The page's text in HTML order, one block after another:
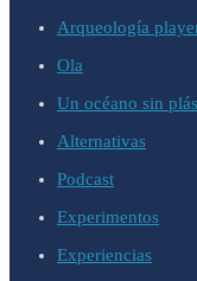
Arqueología
Ola
Un océano sin
Alternativas
Podcast
Experimentos
Experiencias